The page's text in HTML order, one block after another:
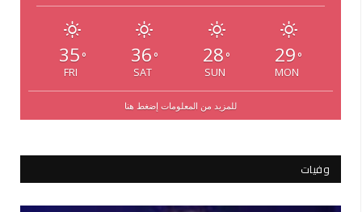
35 °
FRI
36 °
SAT
28 °
SUN
29 °
MON
للمزيد من المعلومات إضغط هنا
وفيات